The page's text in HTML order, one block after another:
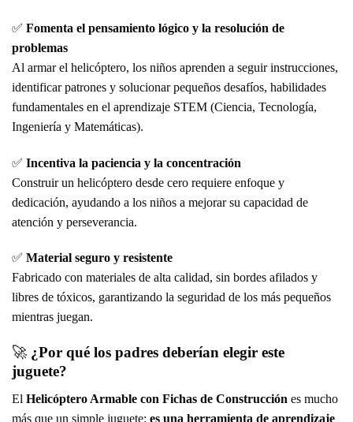
✅ Fomenta el pensamiento lógico y la resolución de
problemas
Al armar el helicóptero, los niños aprenden a seguir instrucciones,
identificar patrones y solucionar pequeños desafíos, habilidades
fundamentales en el aprendizaje STEM (Ciencia, Tecnología,
Ingeniería y Matemáticas).
✅ Incentiva la paciencia y la concentración
Construir un helicóptero desde cero requiere enfoque y
dedicación, ayudando a los niños a mejorar su capacidad de
atención y perseverancia.
✅ Material seguro y resistente
Fabricado con materiales de alta calidad, sin bordes afilados y
libres de tóxicos, garantizando la seguridad de los más pequeños
mientras juegan.
🚀 ¿Por qué los padres deberían elegir este
juguete?
El Helicóptero Armable con Fichas de Construcción es mucho
más que un simple juguete: es una herramienta de aprendizaje